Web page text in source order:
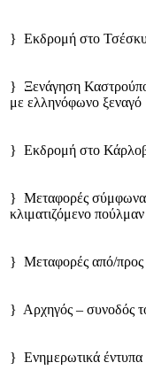
} Εκδρομή στο
} Ξενάγηση
με ελληνόφωνο ξεναγό
} Εκδρομή στο
} Μεταφορές σύμφωνα
κλιματιζόμενο πούλμαν
} Μεταφορές από/προς
} Αρχηγός – συνοδός
} Ενημερωτικά έντυπα